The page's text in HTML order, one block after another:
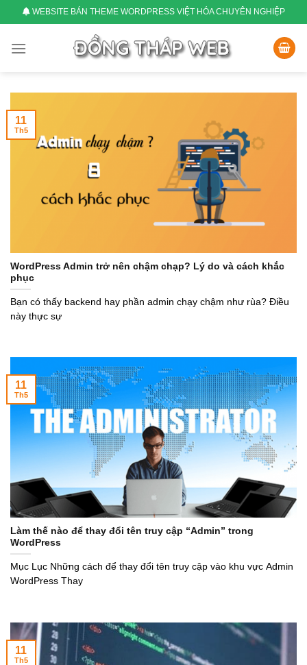
to
content
WEBSITE BÁN THEME WORDPRESS VIỆT HÓA CHUYÊN NGHIỆP
WordPress Admin trở nên chậm chạp? Lý do và cách khắc
phục
Bạn có thấy backend hay phần admin chạy chậm như rùa? Điều
này thực sự
11
Th5
Làm thế nào để thay đổi tên truy cập “Admin” trong
WordPress
Mục Lục Những cách để thay đổi tên truy cập vào khu vực Admin
WordPress Thay
11
Th5
11
Th5